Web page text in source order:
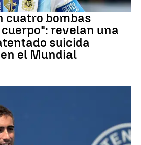
cuatro bombas
revelan una
suicida
el Mundial